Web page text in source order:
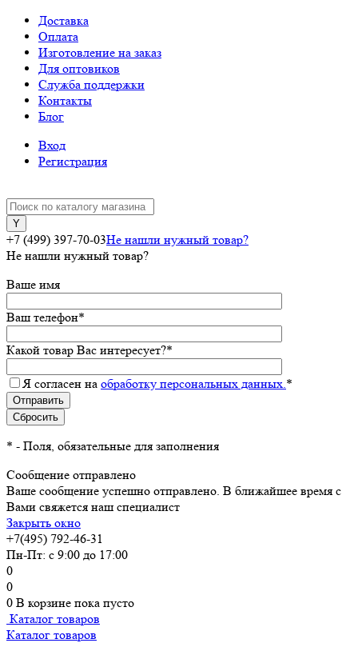
Доставка
Оплата
Изготовление на заказ
Для оптовиков
Служба поддержки
Контакты
Блог
Вход
Регистрация
+7 (499) 397-70-03Не нашли нужный товар?
Не нашли нужный товар?
Ваше имя
Ваш телефон*
Какой товар Вас интересует?*
Я согласен на обработку персональных данных.*
* - Поля, обязательные для заполнения
Сообщение отправлено
Ваше сообщение успешно отправлено. В ближайшее время с
Вами свяжется наш специалист
Закрыть окно
+7(495) 792-46-31
Пн-Пт: с 9:00 до 17:00
0
0
0 В корзине пока пусто
Каталог товаров
Каталог товаров